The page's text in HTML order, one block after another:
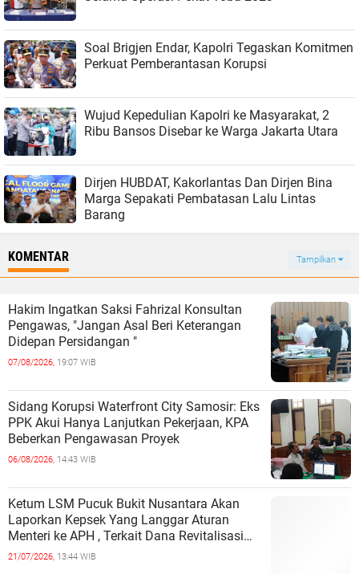
Soal Brigjen Endar, Kapolri Tegaskan Komitmen
Perkuat Pemberantasan Korupsi
Wujud Kepedulian Kapolri ke Masyarakat, 2
Ribu Bansos Disebar ke Warga Jakarta Utara
Dirjen HUBDAT, Kakorlantas Dan Dirjen Bina
Marga Sepakati Pembatasan Lalu Lintas
Barang
KOMENTAR Tampilkan
Hakim Ingatkan Saksi Fahrizal Konsultan
Pengawas, "Jangan Asal Beri Keterangan
Didepan Persidangan "
07/08/2026, 19:07 WIB
Sidang Korupsi Waterfront City Samosir: Eks
PPK Akui Hanya Lanjutkan Pekerjaan, KPA
Beberkan Pengawasan Proyek
06/08/2026, 14:43 WIB
Ketum LSM Pucuk Bukit Nusantara Akan
Laporkan Kepsek Yang Langgar Aturan
Menteri ke APH , Terkait Dana Revitalisasi
Sekolah
21/07/2026, 13:44 WIB